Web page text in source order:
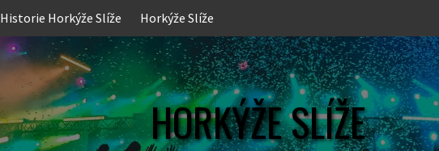
Historie Horkýže Slíže Horkýže Slíže
HORKÝŽE SLÍŽE